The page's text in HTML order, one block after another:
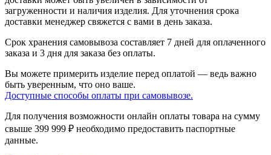
загруженности и наличия изделия. Для уточнения срока
доставки менеджер свяжется с вами в день заказа.
Срок хранения самовывоза составляет 7 дней для оплаченного
заказа и 3 дня для заказа без оплаты.
Вы можете примерить изделие перед оплатой — ведь важно
быть уверенным, что оно ваше.
Доступные способы оплаты при самовывозе.
Для получения возможности онлайн оплаты товара на сумму
свыше 399 999 ₽ необходимо предоставить паспортные
данные.